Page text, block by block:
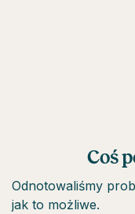
Coś
Odnotowaliśmy
jak to możliwe.